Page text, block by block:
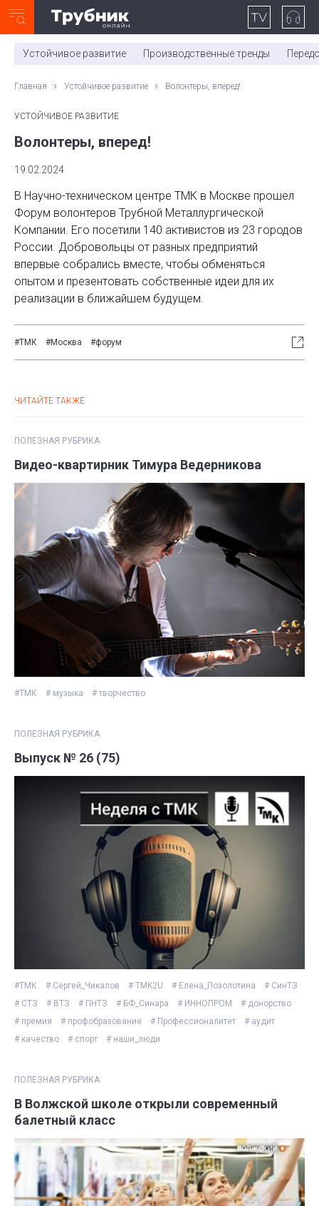
0:00/ 11:03
Устойчивое развитие Производственные тренды
Главная Устойчивое развитие Волонтеры, вперед!
УСТОЙЧИВОЕ РАЗВИТИЕ
Волонтеры, вперед!
19.02.2024
В Научно-техническом центре ТМК в Москве прошел
Форум волонтеров Трубной Металлургической
Компании. Его посетили 140 активистов из 23 городов
России. Добровольцы от разных предприятий
впервые собрались вместе, чтобы обменяться
опытом и презентовать собственные идеи для их
реализации в ближайшем будущем.
#ТМК #Москва #форум
ЧИТАЙТЕ ТАКЖЕ
ПОЛЕЗНАЯ РУБРИКА
Видео-квартирник Тимура Ведерникова
#ТМК # музыка # творчество
ПОЛЕЗНАЯ РУБРИКА
Выпуск № 26 (75)
#ТМК # Сергей_Чикалов # TMK2U # Елена_Позолотина
# СинТЗ
# СТЗ
# ВТЗ # ПНТЗ # БФ_Синара # ИННОПРОМ
# донорство
# премия
# профобразование # Профессионалитет
# аудит
# качество
# спорт # наши_люди
ПОЛЕЗНАЯ РУБРИКА
В Волжской школе открыли современный
балетный класс